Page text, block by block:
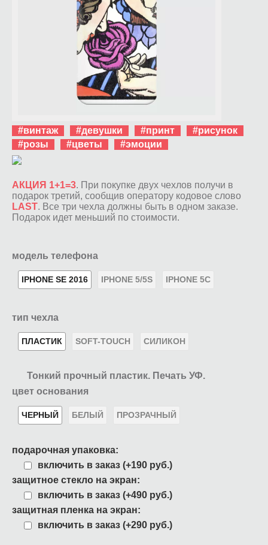
#винтаж #девушки #принт
#рисунок
#розы
#цветы #эмоции
АКЦИЯ 1+1=3. При покупке двух чехлов получи в
подарок третий, сообщив оператору кодовое слово
LAST. Все три чехла должны быть в одном заказе.
Подарок идет меньший по стоимости.
модель телефона
IPHONE SE 2016 IPHONE 5/5S IPHONE 5C
тип чехла
ПЛАСТИК SOFT-TOUCH СИЛИКОН
Тонкий прочный пластик. Печать УФ.
цвет основания
ЧЕРНЫЙ БЕЛЫЙ ПРОЗРАЧНЫЙ
подарочная упаковка:
включить в заказ (+190 руб.)
защитное стекло на экран:
включить в заказ (+490 руб.)
защитная пленка на экран:
включить в заказ (+290 руб.)